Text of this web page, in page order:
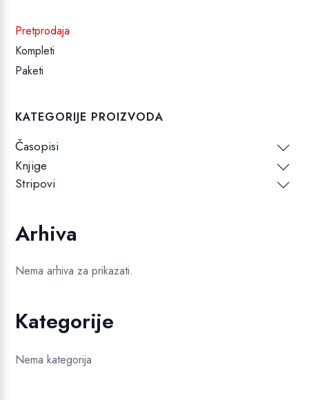
Pretprodaja
Kompleti
Paketi
KATEGORIJE PROIZVODA
Časopisi
Knjige
Stripovi
Arhiva
Nema arhiva za prikazati.
Kategorije
Nema kategorija